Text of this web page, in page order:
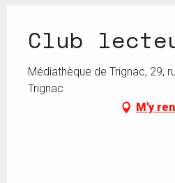
Club
Médiathèque de Trignac, 29,
Trignac
M'y